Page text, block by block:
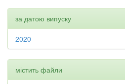
за датою випуску
2020
містить файли